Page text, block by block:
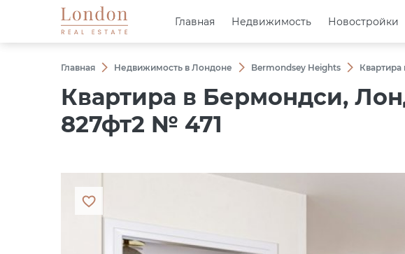
Главная Недвижимость Новостройки
Главная Недвижимость Новостройки
Главная Недвижимость в Лондоне Bermondsey Heights
Квартира в Бермондси,
827фт2 № 471